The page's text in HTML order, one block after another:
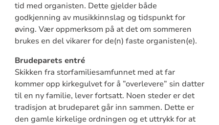
tid med organisten. Dette gjelder både
godkjenning av musikkinnslag og tidspunkt for
øving. Vær oppmerksom på at det om sommeren
brukes en del vikarer for de(n) faste organisten(e).
Brudeparets entré
Skikken fra storfamiliesamfunnet med at far
kommer opp kirkegulvet for å ”overlevere” sin datter
til en ny familie, lever fortsatt. Noen steder er det
tradisjon at brudeparet går inn sammen. Dette er
den gamle kirkelige ordningen og et uttrykk for at